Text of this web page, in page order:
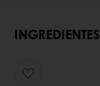
INGREDIENTES